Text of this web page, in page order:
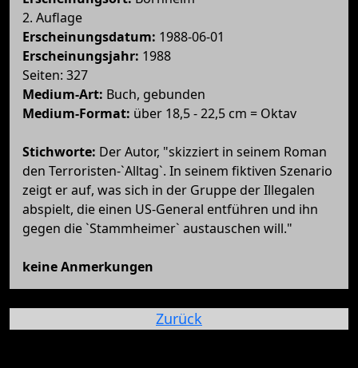
2. Auflage
Erscheinungsdatum: 1988-06-01
Erscheinungsjahr: 1988
Seiten: 327
Medium-Art: Buch, gebunden
Medium-Format: über 18,5 - 22,5 cm = Oktav
Stichworte: Der Autor, "skizziert in seinem Roman
den Terroristen-`Alltag`. In seinem fiktiven Szenario
zeigt er auf, was sich in der Gruppe der Illegalen
abspielt, die einen US-General entführen und ihn
gegen die `Stammheimer` austauschen will."
keine Anmerkungen
Zurück